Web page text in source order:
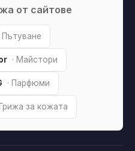
от сайтове
Пътуване
· Майстори
· Парфюми
Грижа за кожата